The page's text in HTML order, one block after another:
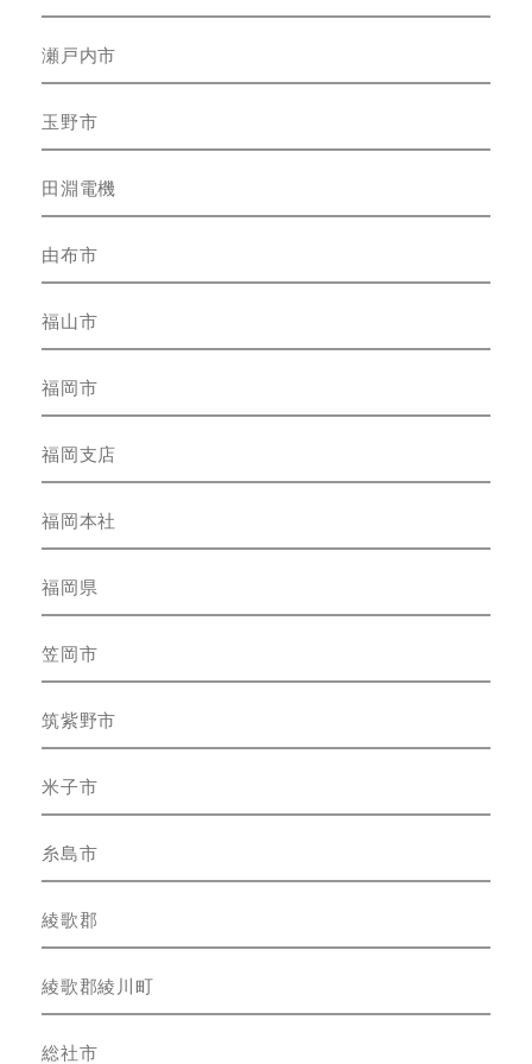
瀬戸内市
玉野市
田淵電機
由布市
福山市
福岡市
福岡支店
福岡本社
福岡県
笠岡市
筑紫野市
米子市
糸島市
綾歌郡
綾歌郡綾川町
総社市